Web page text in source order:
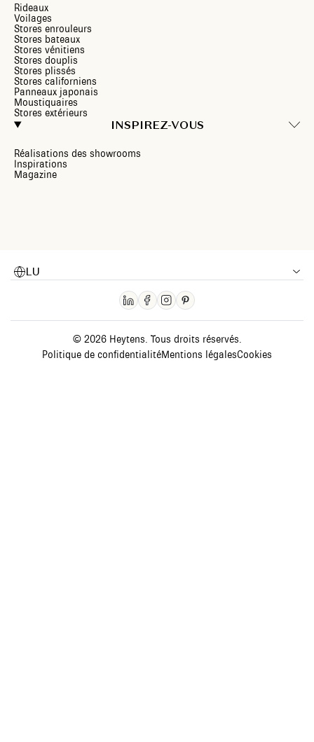
Rideaux
Voilages
Stores enrouleurs
Stores bateaux
Stores vénitiens
Stores douplis
Stores plissés
Stores californiens
Panneaux japonais
Moustiquaires
Stores extérieurs
INSPIREZ-VOUS
Réalisations des showrooms
Inspirations
Magazine
LU
© 2026 Heytens. Tous droits réservés.
Politique de confidentialitéMentions légalesCookies